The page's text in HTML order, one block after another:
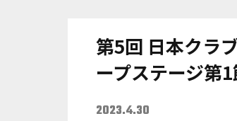
第5回 日本クラ
ープステージ第
2023.4.30